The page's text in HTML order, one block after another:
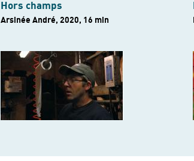
Hors champs
Arsinée André, 2020, 16 min